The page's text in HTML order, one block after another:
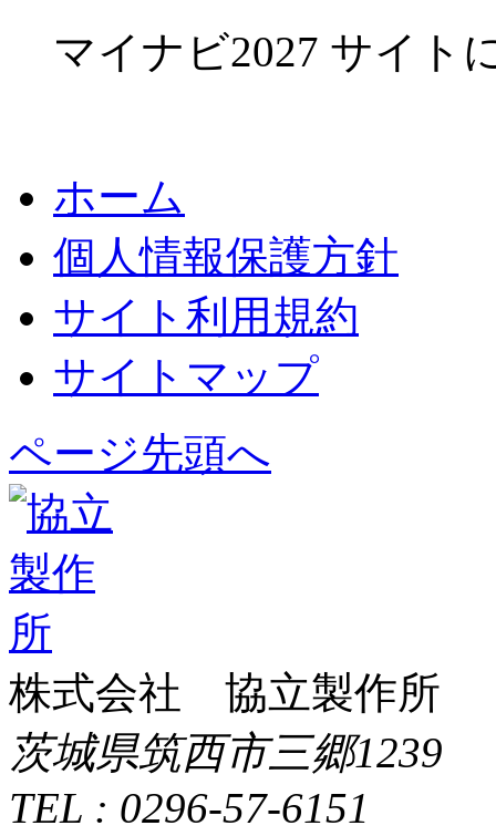
マイナビ2027 サイト
ホーム
個人情報保護方針
サイト利用規約
サイトマップ
ページ先頭へ
株式会社 協立製作所
茨城県筑西市三郷1239
TEL : 0296-57-6151